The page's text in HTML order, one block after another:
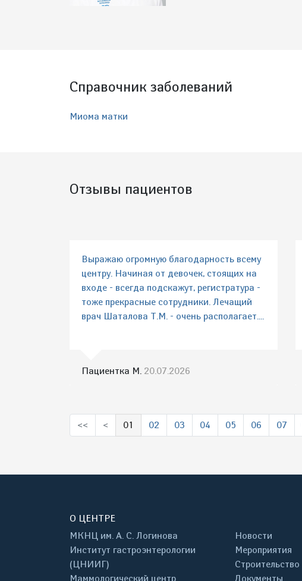
Справочник заболеваний
Миома матки
Отзывы пациентов
Выражаю огромную благодарность всему
центру. Начиная от девочек, стоящих на
входе - всегда подскажут, регистратура -
тоже прекрасные сотрудники. Лечащий
врач Шаталова Т.М. - очень располагает....
Пациентка М. 20.07.2026
<< <
01
02 03 04 05 06 07
О ЦЕНТРЕ
МКНЦ им. А. С. Логинова
Институт гастроэнтерологии
(ЦНИИГ)
Маммологический центр
Новости
Мероприятия
Строительство
Документы